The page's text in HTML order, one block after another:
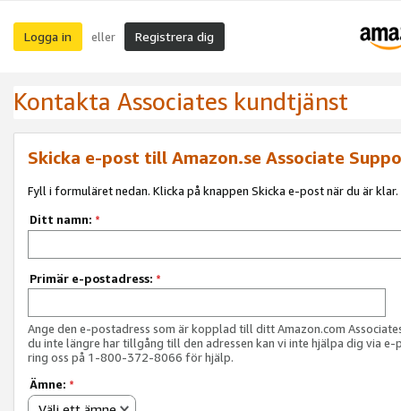
Logga in eller Registrera dig
Kontakta Associates kundtjänst
Skicka e-post till Amazon.se Associate
Fyll i formuläret nedan. Klicka på knappen Skicka e-post när du är klar.
Ditt namn: *
Primär e-postadress: *
Ange den e-postadress som är kopplad till ditt Amazon.com
du inte längre har tillgång till den adressen kan vi inte hjälpa dig via e-
ring oss på 1-800-372-8066 för hjälp.
Ämne: *